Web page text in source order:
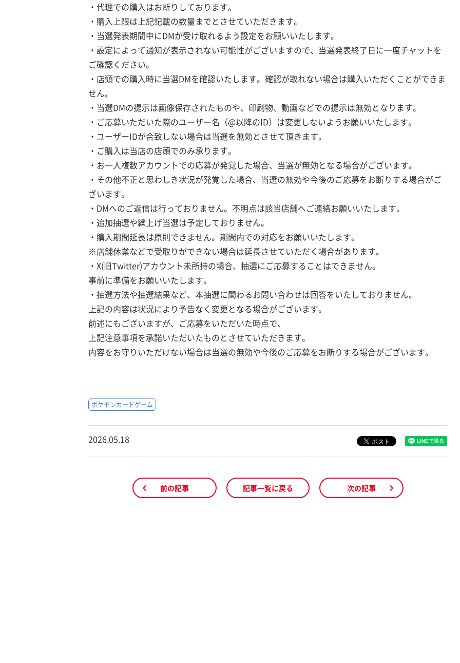
・代理での購入はお断りしております。
・購入上限は上記記載の数量までとさせていただきます。
・当選発表期間中にDMが受け取れるよう設定をお願いいたします。
・設定によって通知が表示されない可能性がございますので、当選発表終了日に一度チャットを
ご確認ください。
・店頭での購入時に当選DMを確認いたします。確認が取れない場合は購入いただくことができま
せん。
・当選DMの提示は画像保存されたものや、印刷物、動画などでの提示は無効となります。
・ご応募いただいた際のユーザー名（@以降のID）は変更しないようお願いいたします。
・ユーザーIDが合致しない場合は当選を無効とさせて頂きます。
・ご購入は当店の店頭でのみ承ります。
・お一人複数アカウントでの応募が発覚した場合、当選が無効となる場合がございます。
・その他不正と思わしき状況が発覚した場合、当選の無効や今後のご応募をお断りする場合がご
ざいます。
・DMへのご返信は行っておりません。不明点は該当店舗へご連絡お願いいたします。
・追加抽選や繰上げ当選は予定しておりません。
・購入期間延長は原則できません。期間内での対応をお願いいたします。
※店舗休業などで受取りができない場合は延長させていただく場合があります。
・X(旧Twitter)アカウント未所持の場合、抽選にご応募することはできません。
事前に準備をお願いいたします。
・抽選方法や抽選結果など、本抽選に関わるお問い合わせは回答をいたしておりません。
上記の内容は状況により予告なく変更となる場合がございます。
前述にもございますが、ご応募をいただいた時点で、
上記注意事項を承諾いただいたものとさせていただきます。
内容をお守りいただけない場合は当選の無効や今後のご応募をお断りする場合がございます。
ポケモンカードゲーム
2026.05.18
前の記事 記事一覧に戻る 次の記事